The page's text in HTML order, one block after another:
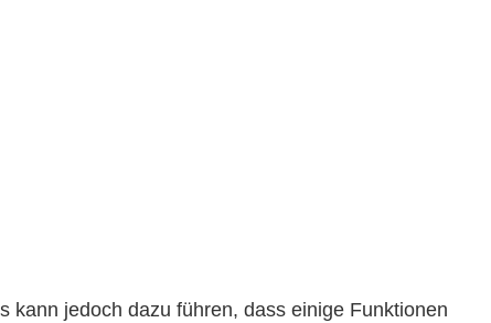
kann jedoch dazu führen, dass einige Funktionen